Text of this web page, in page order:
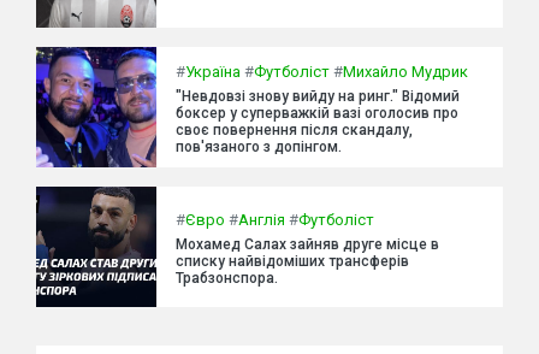
#Україна #Футболіст #Михайло Мудрик
"Невдовзі знову вийду на ринг." Відомий
боксер у суперважкій вазі оголосив про
своє повернення після скандалу,
пов'язаного з допінгом.
#Євро #Англія #Футболіст
Мохамед Салах зайняв друге місце в
списку найвідоміших трансферів
Трабзонспора.